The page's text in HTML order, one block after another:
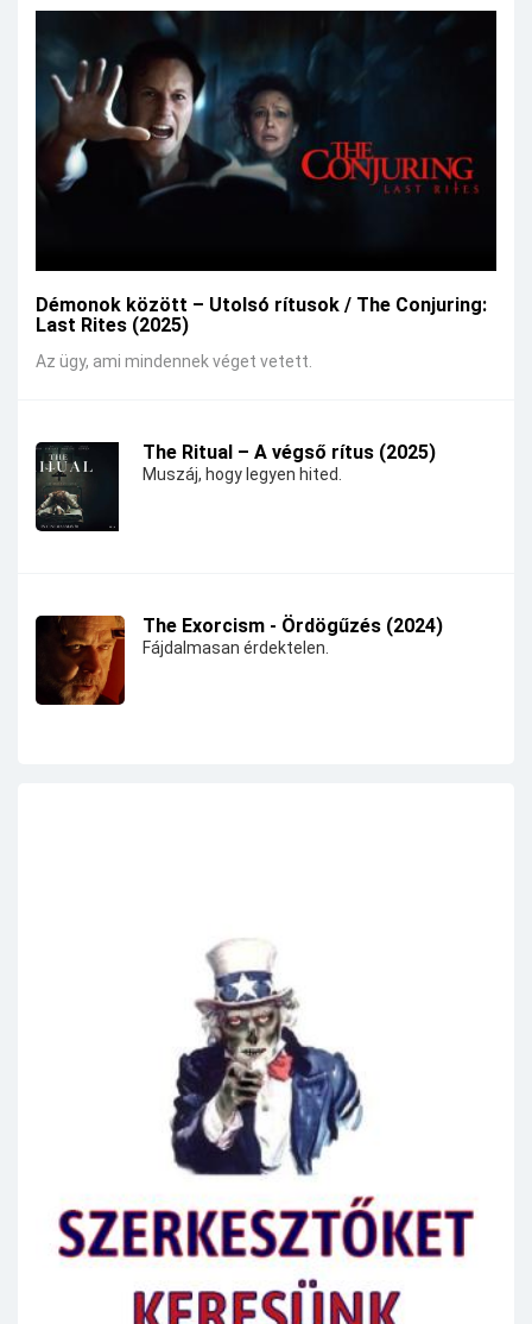
Démonok között – Utolsó rítusok / The Conjuring:
Last Rites (2025)
Az ügy, ami mindennek véget vetett.
The Ritual – A végső rítus (2025)
Muszáj, hogy legyen hited.
The Exorcism - Ördögűzés (2024)
Fájdalmasan érdektelen.